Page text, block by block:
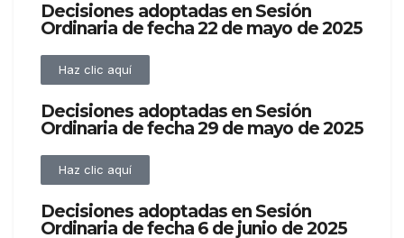
Decisiones adoptadas en Sesión
Ordinaria de fecha 22 de mayo de 2025
Haz clic aquí
Decisiones adoptadas en Sesión
Ordinaria de fecha 29 de mayo de 2025
Haz clic aquí
Decisiones adoptadas en Sesión
Ordinaria de fecha 6 de junio de 2025